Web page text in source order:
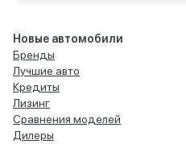
Новые автомобили
Бренды
Лучшие авто
Кредиты
Лизинг
Сравнения моделей
Дилеры